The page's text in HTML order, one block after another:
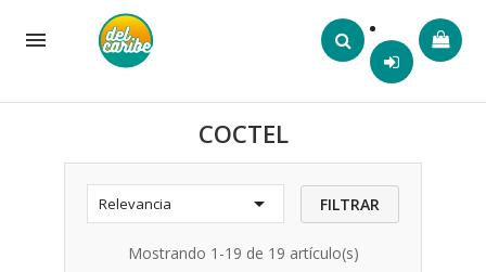

COCTEL
Relevancia  FILTRAR
Mostrando 1-19 de 19 artículo(s)